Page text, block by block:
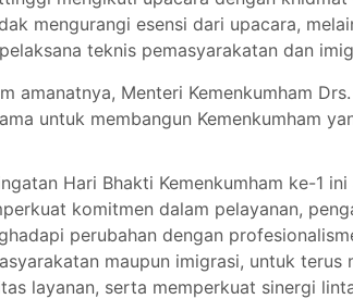
mengurangi esensi dari upacara,
teknis pemasyarakatan dan
amanatnya, Menteri Kemenkumham
untuk membangun Kemenkumham
Hari Bhakti Kemenkumham ke-1
komitmen dalam pelayanan,
perubahan dengan
maupun imigrasi, untuk
layanan, serta memperkuat sinergi